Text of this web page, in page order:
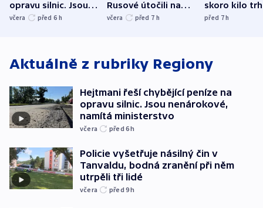
opravu silnic. Jsou
nenárokové, namítá
včera před 6 h
Rusové útočili na
trh, hasiče či
včera před 7 h
skoro kilo
indicie
před 7h
Aktuálně z rubriky Regiony
Hejtmani řeší chybějící peníze na
opravu silnic. Jsou nenárokové,
namítá ministerstvo
včera před 6h
Policie vyšetřuje násilný čin v
Tanvaldu, bodná zranění při něm
utrpěli tři lidé
včera před 9h